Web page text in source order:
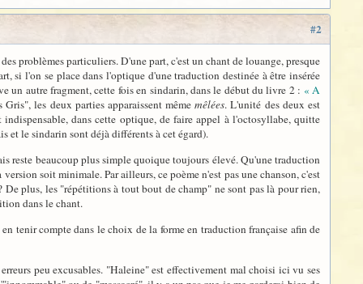
#2
problèmes particuliers. D'une part, c'est un chant de louange, presque
si l'on se place dans l'optique d'une traduction destinée à être insérée
autre fragment, cette fois en sindarin, dans le début du livre 2 : « A
les deux parties apparaissent mêmemêlées. L'unité des deux est
dans cette optique, de faire appel à l'octosyllabe, quitte
et le sindarin sont déjà différents à cet égard).
reste beaucoup plus simple quoique toujours élevé. Qu'une traduction
soit minimale. Par ailleurs, ce poème n'est pas une chanson, c'est
plus, les "répétitions à tout bout de champ" ne sont pas là pour rien,
dans le chant.
tenir compte dans le choix de la forme en traduction française afin de
peu excusables. "Haleine" est effectivement mal choisi ici vu ses